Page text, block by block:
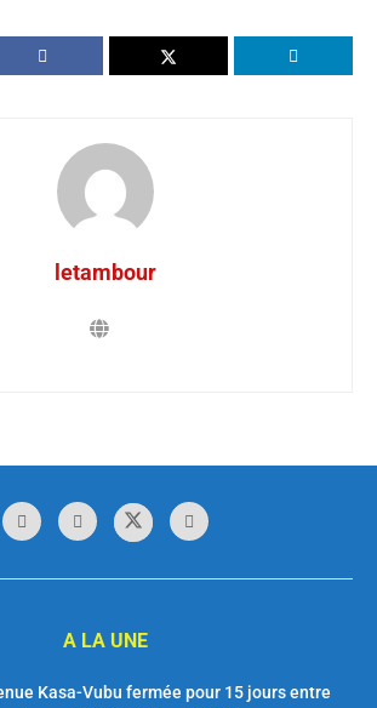
letambour
A LA UNE
Kasa-Vubu fermée pour 15 jours entre